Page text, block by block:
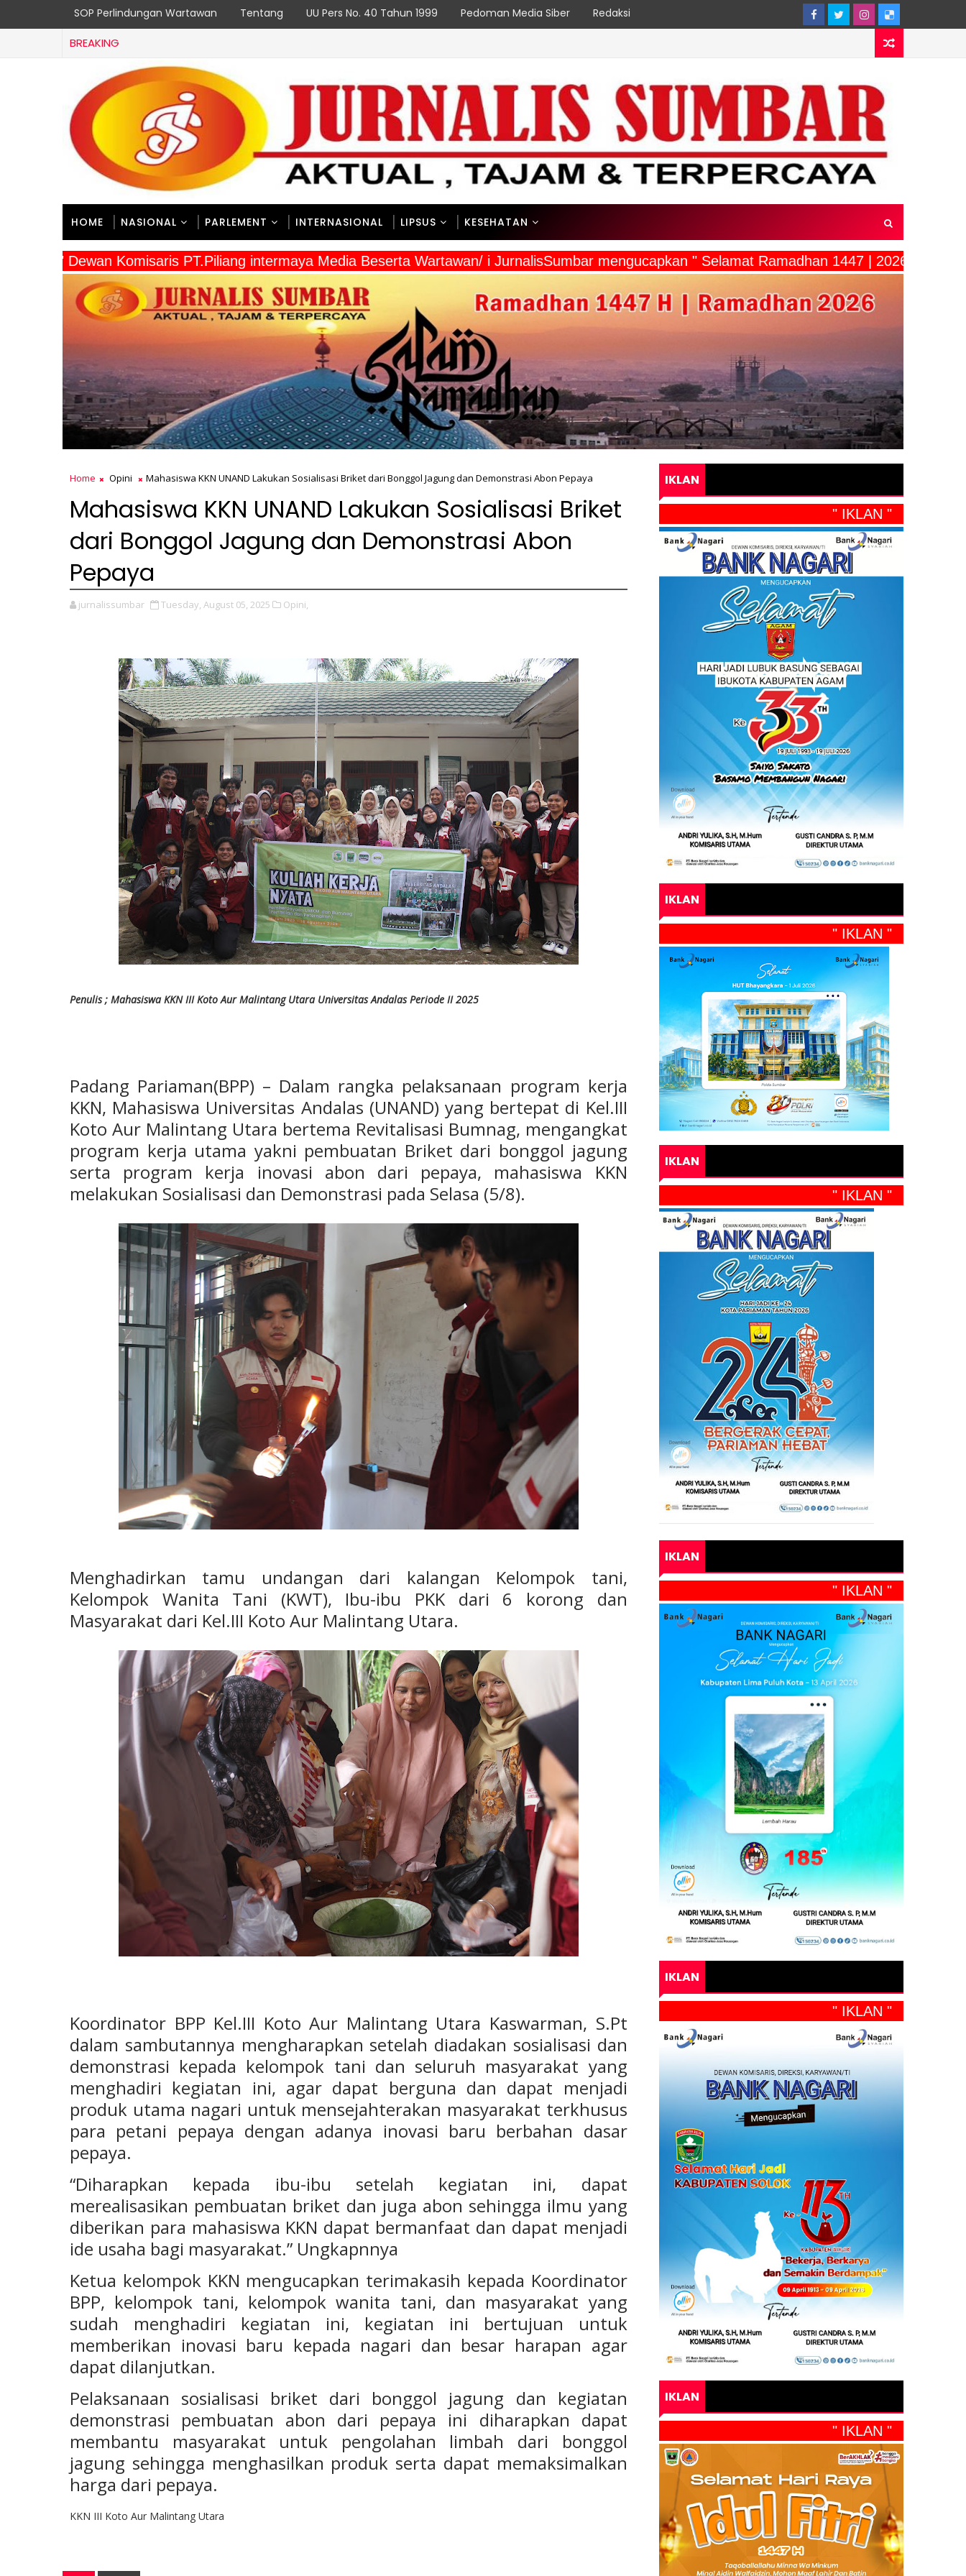
SOP Perlindungan Wartawan Tentang UU Pers No. 40 Tahun 1999 Pedoman Media Siber Redaksi
BREAKING
HOME NASIONAL PARLEMENT INTERNASIONAL LIPSUS KESEHATAN
" Dewan Komisaris PT.Piliang intermaya Media Beserta Wartawan/ i JurnalisSumbar mengucapkan " Selamat Ramadhan 1447 | 2026"
Home Opini Mahasiswa KKN UNAND Lakukan Sosialisasi Briket dari Bonggol Jagung dan Demonstrasi Abon Pepaya
Mahasiswa KKN UNAND Lakukan Sosialisasi Briket
dari Bonggol Jagung dan Demonstrasi Abon
Pepaya
jurnalissumbar Tuesday, August 05, 2025 Opini,
Penulis ; Mahasiswa KKN III Koto Aur Malintang Utara Universitas Andalas Periode II 2025
Padang Pariaman(BPP) – Dalam rangka pelaksanaan program kerja
KKN, Mahasiswa Universitas Andalas (UNAND) yang bertepat di Kel.III
Koto Aur Malintang Utara bertema Revitalisasi Bumnag, mengangkat
program kerja utama yakni pembuatan Briket dari bonggol jagung
serta program kerja inovasi abon dari pepaya, mahasiswa KKN
melakukan Sosialisasi dan Demonstrasi pada Selasa (5/8).
Menghadirkan tamu undangan dari kalangan Kelompok tani,
Kelompok Wanita Tani (KWT), Ibu-ibu PKK dari 6 korong dan
Masyarakat dari Kel.III Koto Aur Malintang Utara.
Koordinator BPP Kel.III Koto Aur Malintang Utara Kaswarman, S.Pt
dalam sambutannya mengharapkan setelah diadakan sosialisasi dan
demonstrasi kepada kelompok tani dan seluruh masyarakat yang
menghadiri kegiatan ini, agar dapat berguna dan dapat menjadi
produk utama nagari untuk mensejahterakan masyarakat terkhusus
para petani pepaya dengan adanya inovasi baru berbahan dasar
pepaya.
“Diharapkan kepada ibu-ibu setelah kegiatan ini, dapat
merealisasikan pembuatan briket dan juga abon sehingga ilmu yang
diberikan para mahasiswa KKN dapat bermanfaat dan dapat menjadi
ide usaha bagi masyarakat.” Ungkapnnya
Ketua kelompok KKN mengucapkan terimakasih kepada Koordinator
BPP, kelompok tani, kelompok wanita tani, dan masyarakat yang
sudah menghadiri kegiatan ini, kegiatan ini bertujuan untuk
memberikan inovasi baru kepada nagari dan besar harapan agar
dapat dilanjutkan.
Pelaksanaan sosialisasi briket dari bonggol jagung dan kegiatan
demonstrasi pembuatan abon dari pepaya ini diharapkan dapat
membantu masyarakat untuk pengolahan limbah dari bonggol
jagung sehingga menghasilkan produk serta dapat memaksimalkan
harga dari pepaya.
KKN III Koto Aur Malintang Utara
IKLAN
" IKLAN "
IKLAN
" IKLAN "
IKLAN
" IKLAN "
IKLAN
" IKLAN "
IKLAN
" IKLAN "
IKLAN
" IKLAN "